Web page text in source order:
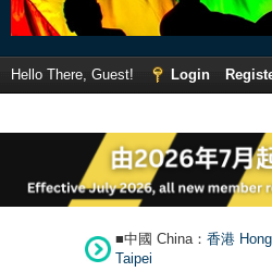
Hello There, Guest! Login
■中國 China： 香港
Taipei